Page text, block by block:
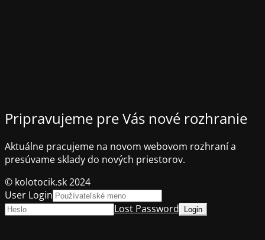
Pripravujeme pre Vás nové rozhranie
Aktuálne pracujeme na novom webovom rozhraní a
presúvame sklady do nových priestorov.
© kolotocik.sk 2024
User Login
Lost Password